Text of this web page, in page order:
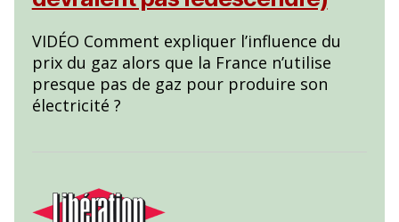
VIDÉO Comment expliquer l’influence du
prix du gaz alors que la France n’utilise
presque pas de gaz pour produire son
électricité ?